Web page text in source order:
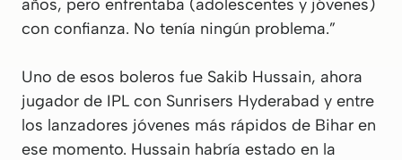
años, pero enfrentaba (adolescentes y jóvenes)
con confianza. No tenía ningún problema.”
Uno de esos boleros fue Sakib Hussain, ahora
jugador de IPL con Sunrisers Hyderabad y entre
los lanzadores jóvenes más rápidos de Bihar en
ese momento. Hussain habría estado en la